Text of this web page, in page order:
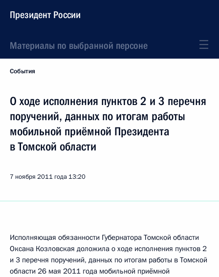
Президент России
Материалы по выбранной персоне
События
О ходе исполнения пунктов 2 и 3 перечня
поручений, данных по итогам работы
мобильной приёмной Президента
в Томской области
7 ноября 2011 года 13:20
Исполняющая обязанности Губернатора Томской области
Оксана Козловская доложила о ходе исполнения пунктов 2
и 3 перечня поручений, данных по итогам работы в Томской
области 26 мая 2011 года мобильной приёмной